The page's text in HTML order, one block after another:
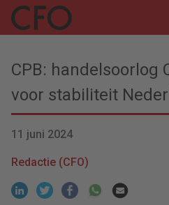
CPB: handelsoorlog
voor stabiliteit
11 juni 2024
Redactie (CFO)